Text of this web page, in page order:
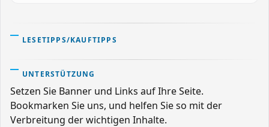
LESETIPPS/KAUFTIPPS
UNTERSTÜTZUNG
Setzen Sie Banner und Links auf Ihre Seite.
Bookmarken Sie uns, und helfen Sie so mit der
Verbreitung der wichtigen Inhalte.